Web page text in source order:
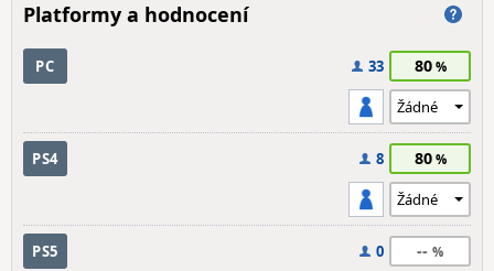
Platformy a hodnocení
PC 33 80
PS4 8 80
PS5 0 --